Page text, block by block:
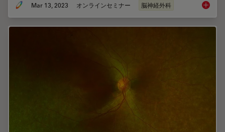
Mar 13, 2023 オンラインセミナー 脳神経外科